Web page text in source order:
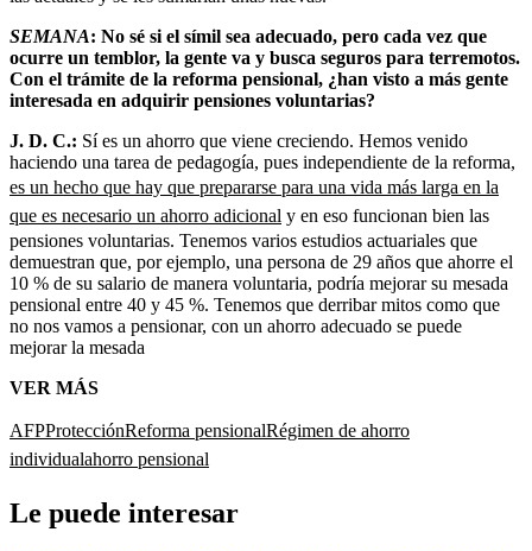
SEMANA: No sé si el símil sea adecuado, pero cada vez que
ocurre un temblor, la gente va y busca seguros para terremotos.
Con el trámite de la reforma pensional, ¿han visto a más gente
interesada en adquirir pensiones voluntarias?
J. D. C.: Sí es un ahorro que viene creciendo. Hemos venido
haciendo una tarea de pedagogía, pues independiente de la reforma,
es un hecho que hay que prepararse para una vida más larga en la
que es necesario un ahorro adicional y en eso funcionan bien las
pensiones voluntarias. Tenemos varios estudios actuariales que
demuestran que, por ejemplo, una persona de 29 años que ahorre el
10 % de su salario de manera voluntaria, podría mejorar su mesada
pensional entre 40 y 45 %. Tenemos que derribar mitos como que
no nos vamos a pensionar, con un ahorro adecuado se puede
mejorar la mesada
VER MÁS
AFPProtecciónReforma pensionalRégimen de ahorro
individualahorro pensional
Le puede interesar